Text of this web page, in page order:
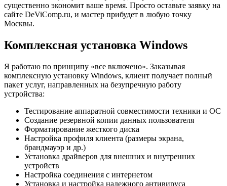
существенно экономит ваше время. Просто оставьте заявку на
сайте DeViComp.ru, и мастер прибудет в любую точку
Москвы.
Комплексная установка Windows
Я работаю по принципу «все включено». Заказывая
комплексную установку Windows, клиент получает полный
пакет услуг, направленных на безупречную работу
устройства:
Тестирование аппаратной совместимости техники и ОС
Создание резервной копии данных пользователя
Форматирование жесткого диска
Настройка профиля клиента (размеры экрана,
брандмауэр и др.)
Установка драйверов для внешних и внутренних
устройств
Настройка соединения с интернетом
Установка и настройка надежного антивируса